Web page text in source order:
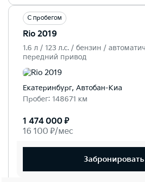
С пробегом
Rio 2019
1.6 л / 123 л.c. / бензин /
передний привод
Екатеринбург, Автобан-Киа
Пробег: 148671 км
1 474 000 ₽
16 100 ₽/мес
Забронировать